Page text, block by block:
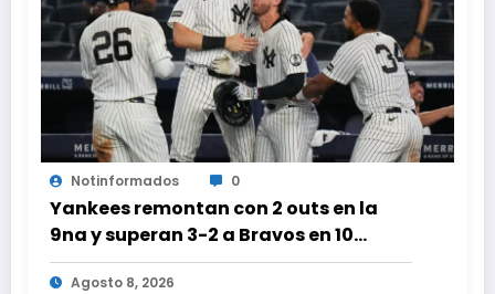
Notinformados 0
Yankees remontan con 2 outs en la
9na y superan 3-2 a Bravos en 10
innings tras larga lluvia
Agosto 8, 2026